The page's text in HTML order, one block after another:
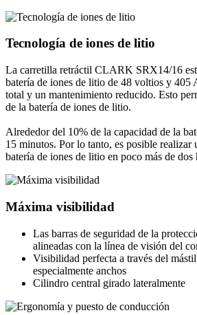
Tecnología de iones de litio
La carretilla retráctil CLARK SRX14/16
batería de iones de litio de 48 voltios y 405
total y un mantenimiento reducido. Esto
de la batería de iones de litio.
Alrededor del 10% de la capacidad de la
15 minutos. Por lo tanto, es posible realizar
batería de iones de litio en poco más de dos
Máxima visibilidad
Las barras de seguridad de la
alineadas con la línea de visión del
Visibilidad perfecta a través del
especialmente anchos
Cilindro central girado lateralmente